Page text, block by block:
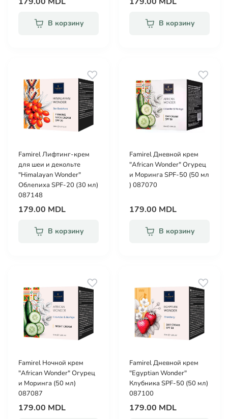
В корзину В корзину
Famirel Лифтинг-крем
для шеи и декольте
"Himalayan Wonder"
Облепиха SPF-20 (30 мл)
087148
179.00 MDL
В корзину
Famirel Дневной крем
"African Wonder" Огурец
и Моринга SPF-50 (50 мл
) 087070
179.00 MDL
В корзину
Famirel Ночной крем
"African Wonder" Огурец
и Моринга (50 мл)
087087
179.00 MDL
Famirel Дневной крем
"Egyptian Wonder"
Клубника SPF-50 (50 мл)
087100
179.00 MDL